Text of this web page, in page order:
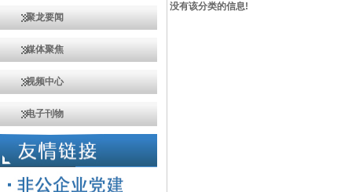
聚龙要闻
媒体聚焦
视频中心
电子刊物
没有该分类的信息!